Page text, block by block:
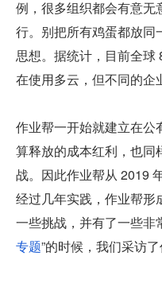
例，很多组织都会有意无
行。别把所有鸡蛋都放同
思想。据统计，目前全球
在使用多云，但不同的企
作业帮一开始就建立在公
算释放的成本红利，也同
战。因此作业帮从 2019
经过几年实践，作业帮形
一些挑战，并有了一些非
专题”的时候，我们采访